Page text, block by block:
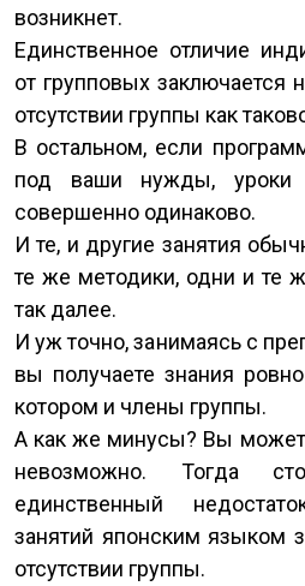
возникнет.
Единственное отличие
от групповых
отсутствии группы как
В остальном, если
под ваши нужды, уроки
совершенно одинаково.
И те, и другие занятия
те же методики, одни и те
так далее.
И уж точно, занимаясь с
вы получаете знания
котором и члены группы.
А как же минусы? Вы
невозможно. Тогда
единственный
занятий японским языком
отсутствии группы.